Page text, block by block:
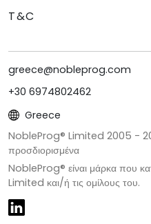
T&C
greece@nobleprog.com
+30 6974802462
Greece
NobleProg® Limited 2005 -
προσδιορισμένα
NobleProg® είναι μάρκα που
Limited και/ή τις ομίλους του.